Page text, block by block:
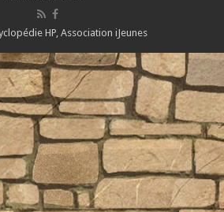
HP, Association iJeunes